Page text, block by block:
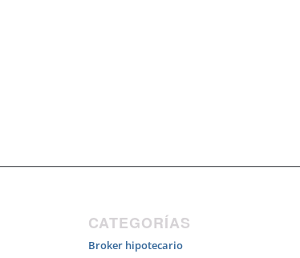
CATEGORÍAS
Broker hipotecario